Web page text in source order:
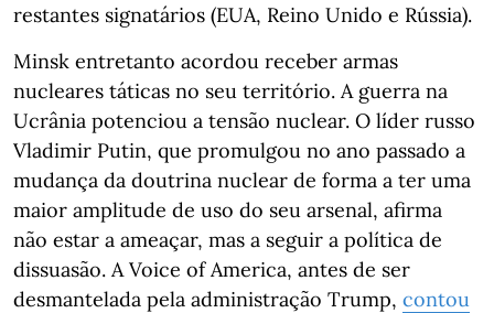
restantes signatários (EUA, Reino Unido e Rússia).
Minsk entretanto acordou receber armas
nucleares táticas no seu território. A guerra na
Ucrânia potenciou a tensão nuclear. O líder russo
Vladimir Putin, que promulgou no ano passado a
mudança da doutrina nuclear de forma a ter uma
maior amplitude de uso do seu arsenal, afirma
não estar a ameaçar, mas a seguir a política de
dissuasão. A Voice of America, antes de ser
desmantelada pela administração Trump, contou